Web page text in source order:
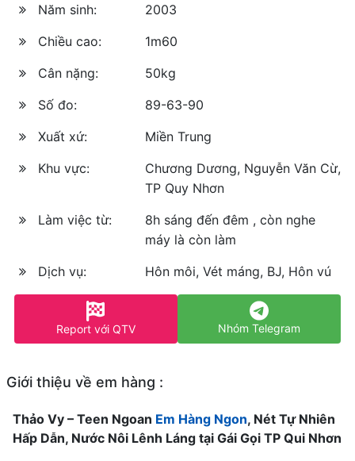
Năm sinh:
2003
Chiều cao:
1m60
Cân nặng:
50kg
Số đo:
89-63-90
Xuất xứ:
Miền Trung
Khu vực:
Chương Dương, Nguyễn Văn Cừ,
TP Quy Nhơn
Làm việc từ:
8h sáng đến đêm , còn nghe
máy là còn làm
Dịch vụ:
Hôn môi, Vét máng, BJ, Hôn vú
Report với QTV Nhóm Telegram
Giới thiệu về em hàng :
Thảo Vy – Teen Ngoan Em Hàng Ngon, Nét Tự Nhiên
Hấp Dẫn, Nước Nôi Lênh Láng tại Gái Gọi TP Qui Nhơn